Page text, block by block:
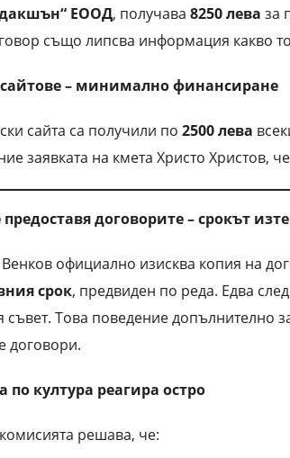
ЕООД, получава 8250 лева за
също липсва информация какво
– минимално финансиране
сайта са получили по 2500 лева
заявката на кмета Христо Христов,
договорите – срокът
официално изисква копия на
срок, предвиден по реда. Едва
Това поведение допълнително
договори.
по култура реагира остро
решава, че: